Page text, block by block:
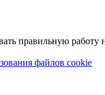
правильную работу
файлов cookie